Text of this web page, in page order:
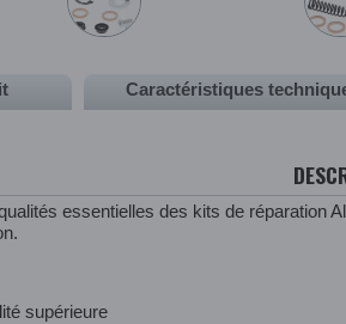
Caractéristiques
essentielles des kits de réparation
supérieure